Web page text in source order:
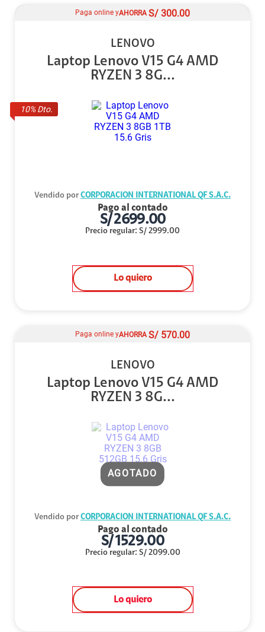
10% Dto.
Paga online yAHORRA S/ 300.00
LENOVO
Laptop Lenovo V15 G4 AMD
RYZEN 3 8G...
Vendido por CORPORACION INTERNATIONAL QF S.A.C.
Pago al contado
S/2699.00
Precio regular: S/ 2999.00
Lo quiero
Paga online yAHORRA S/ 570.00
LENOVO
Laptop Lenovo V15 G4 AMD
RYZEN 3 8G...
AGOTADO
Vendido por CORPORACION INTERNATIONAL QF S.A.C.
Pago al contado
S/1529.00
Precio regular: S/ 2099.00
Lo quiero